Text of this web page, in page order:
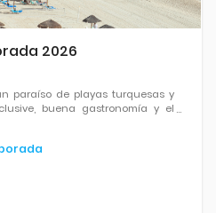
2026
paraíso de playas turquesas y
buena gastronomía y el
en uno de los destinos